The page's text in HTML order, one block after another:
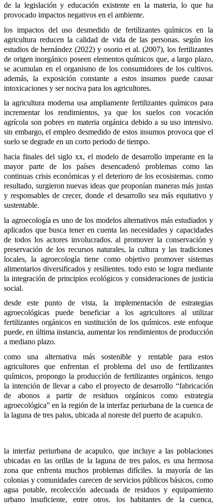
de la legislación y educación existente en la materia, lo que ha
provocado impactos negativos en el ambiente.
los impactos del uso desmedido de fertilizantes químicos en la
agricultura reducen la calidad de vida de las personas. según los
estudios de hernández (2022) y osorio et al. (2007), los fertilizantes
de origen inorgánico poseen elementos químicos que, a largo plazo,
se acumulan en el organismo de los consumidores de los cultivos.
además, la exposición constante a estos insumos puede causar
intoxicaciones y ser nociva para los agricultores.
la agricultura moderna usa ampliamente fertilizantes químicos para
incrementar los rendimientos, ya que los suelos con vocación
agrícola son pobres en materia orgánica debido a su uso intensivo.
sin embargo, el empleo desmedido de estos insumos provoca que el
suelo se degrade en un corto periodo de tiempo.
hacia finales del siglo xx, el modelo de desarrollo imperante en la
mayor parte de los países desencadenó problemas como las
continuas crisis económicas y el deterioro de los ecosistemas. como
resultado, surgieron nuevas ideas que proponían maneras más justas
y responsables de crecer, donde el desarrollo sea más equitativo y
sustentable.
la agroecología es uno de los modelos alternativos más estudiados y
aplicados que busca tener en cuenta las necesidades y capacidades
de todos los actores involucrados. al promover la conservación y
preservación de los recursos naturales, la cultura y las tradiciones
locales, la agroecología tiene como objetivo promover sistemas
alimentarios diversificados y resilientes. todo esto se logra mediante
la integración de principios ecológicos y consideraciones de justicia
social.
desde este punto de vista, la implementación de estrategias
agroecológicas puede beneficiar a los agricultores al utilizar
fertilizantes orgánicos en sustitución de los químicos. este enfoque
puede, en última instancia, aumentar los rendimientos de producción
a mediano plazo.
como una alternativa más sostenible y rentable para estos
agricultores que enfrentan el problema del uso de fertilizantes
químicos, propongo la producción de fertilizantes orgánicos. tengo
la intención de llevar a cabo el proyecto de desarrollo “fabricación
de abonos a partir de residuos orgánicos como estrategia
agroecológica” en la región de la interfaz periurbana de la cuenca de
la laguna de tres palos, ubicada al noreste del puerto de acapulco.
la interfaz periurbana de acapulco, que incluye a las poblaciones
ubicadas en las orillas de la laguna de tres palos, es una hermosa
zona que enfrenta muchos problemas difíciles. la mayoría de las
colonias y comunidades carecen de servicios públicos básicos, como
agua potable, recolección adecuada de residuos y equipamiento
urbano insuficiente, entre otros. los habitantes de la cuenca,